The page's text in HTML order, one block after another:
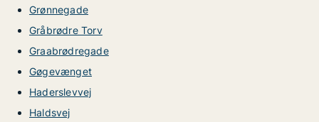
Grønnegade
Gråbrødre Torv
Graabrødregade
Gøgevænget
Haderslevvej
Haldsvej